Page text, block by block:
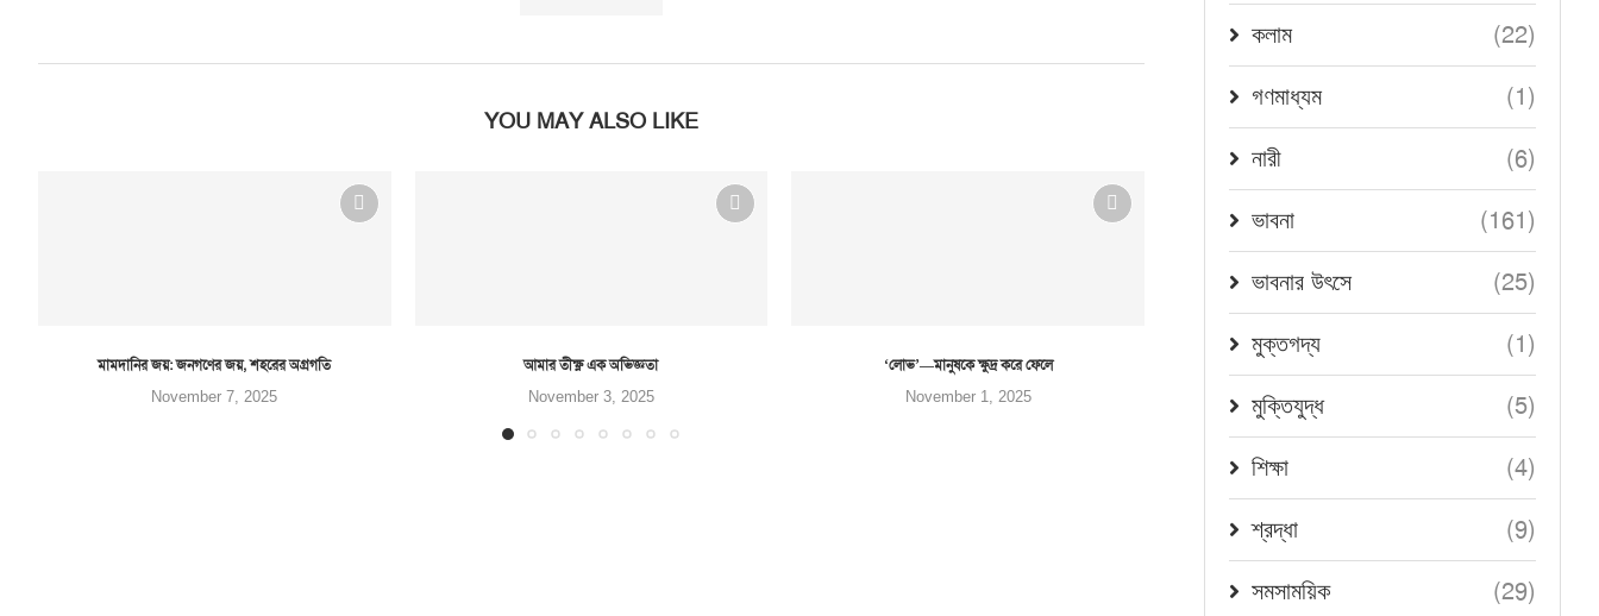
YOU MAY ALSO LIKE
মামদানির জয়: জনগণের জয়, শহরের অগ্রগতি
November 7, 2025
আমার তীক্ষ্ণ এক অভিজ্ঞতা
November 3, 2025
‘লোভ’—মানুষকে ক্ষুদ্র করে ফেলে
November 1, 2025 October 27, 2025
কলাম (22)
গণমাধ্যম (1)
নারী (6)
ভাবনা (161)
ভাবনার উৎসে (25)
মুক্তগদ্য (1)
মুক্তিযুদ্ধ (5)
শিক্ষা (4)
শ্রদ্ধা (9)
সমসাময়িক (29)